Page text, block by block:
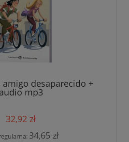
amigo desaparecido +
audio mp3
32,92 zł
34,65 zł